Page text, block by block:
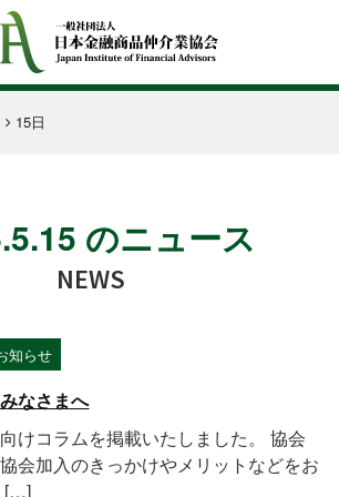
15日
のニュース
NEWS
知らせ
なさまへ
けコラムを掲載いたしました。 協会
会加入のきっかけやメリットなどをお
[…]